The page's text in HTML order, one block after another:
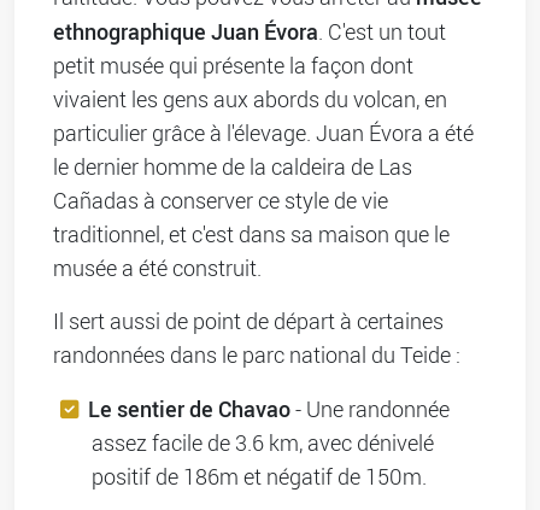
ethnographique Juan Évora. C'est un tout
petit musée qui présente la façon dont
vivaient les gens aux abords du volcan, en
particulier grâce à l'élevage. Juan Évora a été
le dernier homme de la caldeira de Las
Cañadas à conserver ce style de vie
traditionnel, et c'est dans sa maison que le
musée a été construit.
Il sert aussi de point de départ à certaines
randonnées dans le parc national du Teide :
Le sentier de Chavao- Une randonnée
assez facile de 3.6 km, avec dénivelé
positif de 186m et négatif de 150m.